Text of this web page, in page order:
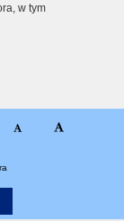
w tym